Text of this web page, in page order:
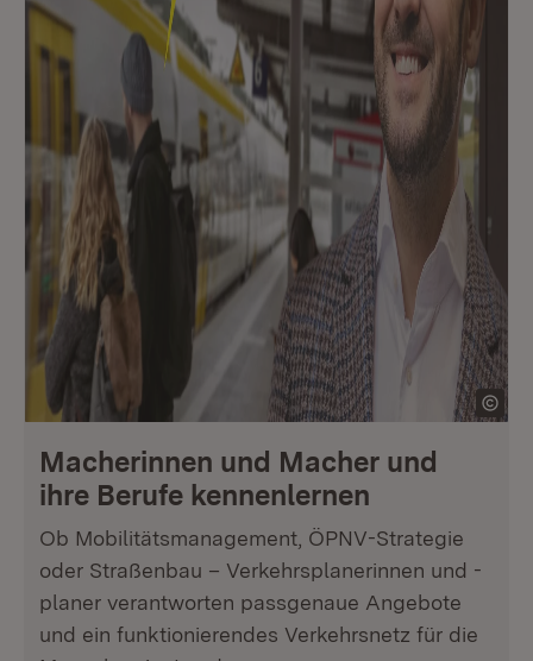
Macherinnen und Macher und
ihre Berufe kennenlernen
Ob Mobilitätsmanagement, ÖPNV-Strategie
oder Straßenbau – Verkehrsplanerinnen und -
planer verantworten passgenaue Angebote
und ein funktionierendes Verkehrsnetz für die